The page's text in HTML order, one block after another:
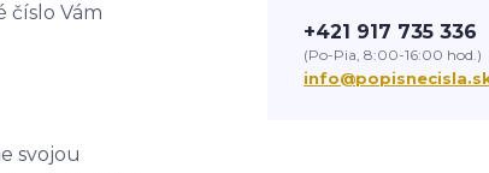
číslo Vám
svojou
+421 917 735 336
(Po-Pia, 8:00-16:00 hod.)